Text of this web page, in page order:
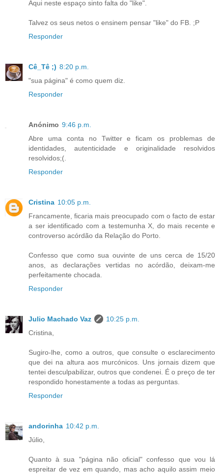
Aqui neste espaço sinto falta do "like".
Talvez os seus netos o ensinem pensar "like" do FB. ;P
Responder
Cê_Tê ;) 8:20 p.m.
"sua página" é como quem diz.
Responder
Anónimo 9:46 p.m.
Abre uma conta no Twitter e ficam os problemas de
identidades, autenticidade e originalidade resolvidos
resolvidos;(.
Responder
Cristina 10:05 p.m.
Francamente, ficaria mais preocupado com o facto de estar
a ser identificado com a testemunha X, do mais recente e
controverso acórdão da Relação do Porto.
Confesso que como sua ouvinte de uns cerca de 15/20
anos, as declarações vertidas no acórdão, deixam-me
perfeitamente chocada.
Responder
Julio Machado Vaz
10:25 p.m.
Cristina,
Sugiro-lhe, como a outros, que consulte o esclarecimento
que dei na altura aos murcónicos. Uns jornais dizem que
tentei desculpabilizar, outros que condenei. É o preço de ter
respondido honestamente a todas as perguntas.
Responder
andorinha 10:42 p.m.
Júlio,
Quanto à sua "página não oficial" confesso que vou lá
espreitar de vez em quando, mas acho aquilo assim meio